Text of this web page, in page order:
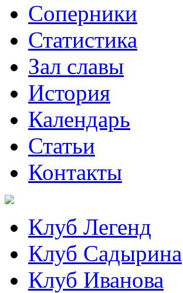
Соперники
Статистика
Зал славы
История
Календарь
Статьи
Контакты
Клуб Легенд
Клуб Садырина
Клуб Иванова